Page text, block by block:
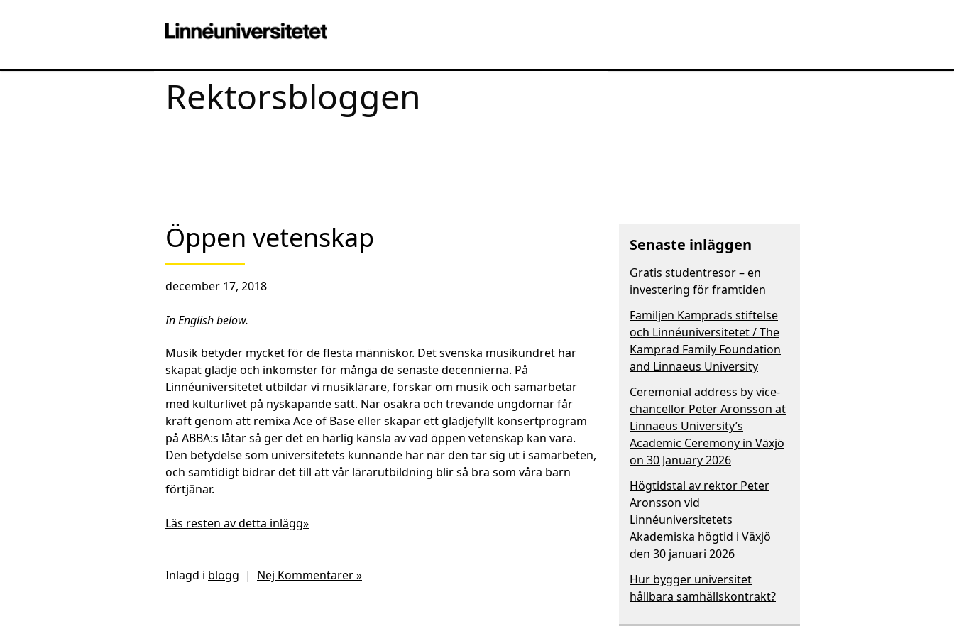
Rektorsbloggen
Öppen vetenskap
december 17, 2018
In English below.
Musik betyder mycket för de flesta människor. Det svenska musikundret har
skapat glädje och inkomster för många de senaste decennierna. På
Linnéuniversitetet utbildar vi musiklärare, forskar om musik och samarbetar
med kulturlivet på nyskapande sätt. När osäkra och trevande ungdomar får
kraft genom att remixa Ace of Base eller skapar ett glädjefyllt konsertprogram
på ABBA:s låtar så ger det en härlig känsla av vad öppen vetenskap kan vara.
Den betydelse som universitetets kunnande har när den tar sig ut i samarbeten,
och samtidigt bidrar det till att vår lärarutbildning blir så bra som våra barn
förtjänar.
Läs resten av detta inlägg»
Inlagd i blogg | Nej Kommentarer »
Senaste inläggen
Gratis studentresor – en
investering för framtiden
Familjen Kamprads stiftelse
och Linnéuniversitetet / The
Kamprad Family Foundation
and Linnaeus University
Ceremonial address by vice-
chancellor Peter Aronsson at
Linnaeus University’s
Academic Ceremony in Växjö
on 30 January 2026
Högtidstal av rektor Peter
Aronsson vid
Linnéuniversitetets
Akademiska högtid i Växjö
den 30 januari 2026
Hur bygger universitet
hållbara samhällskontrakt?